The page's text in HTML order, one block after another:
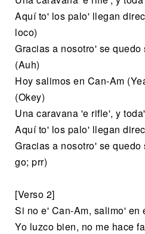
Aquí to' los palo' llegan
loco)
Gracias a nosotro' se
(Auh)
Hoy salimos en Can-Am
(Okey)
Una caravana 'e rifle', y
Aquí to' los palo' llegan
Gracias a nosotro' se
go; prr)
[Verso 2]
Si no e' Can-Am, salimo' en
Yo luzco bien, no me hace